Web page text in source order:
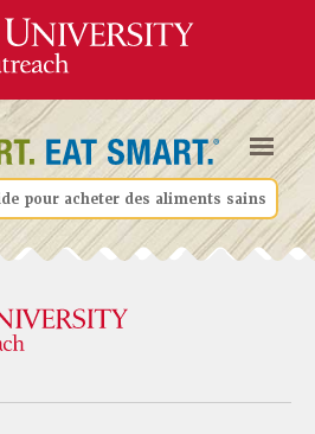
pour acheter des aliments sains